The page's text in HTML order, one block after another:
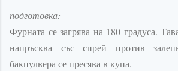
подготовка:
Фурната се загрява на 180 градуса.
напръсква със спрей против
бакпулвера се пресява в купа.